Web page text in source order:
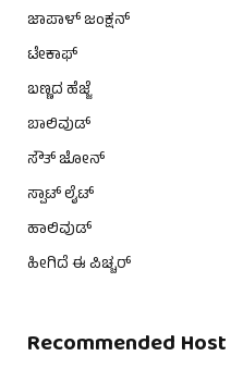
ಜಾಪಾಳ್ ಜಂಕ್ಷನ್
ಟೇಕಾಫ್
ಬಣ್ಣದ ಹೆಜ್ಜೆ
ಬಾಲಿವುಡ್
ಸೌತ್ ಜೋನ್
ಸ್ಪಾಟ್ ಲೈಟ್
ಹಾಲಿವುಡ್
ಹೀಗಿದೆ ಈ ಪಿಚ್ಚರ್
Recommended Host